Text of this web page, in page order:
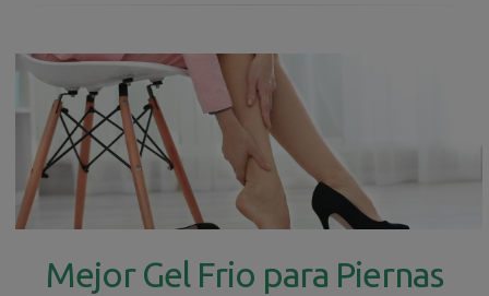
Mejor Gel Frio para Piernas